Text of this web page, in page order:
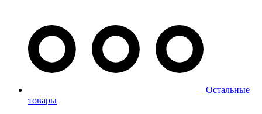
Остальные
товары